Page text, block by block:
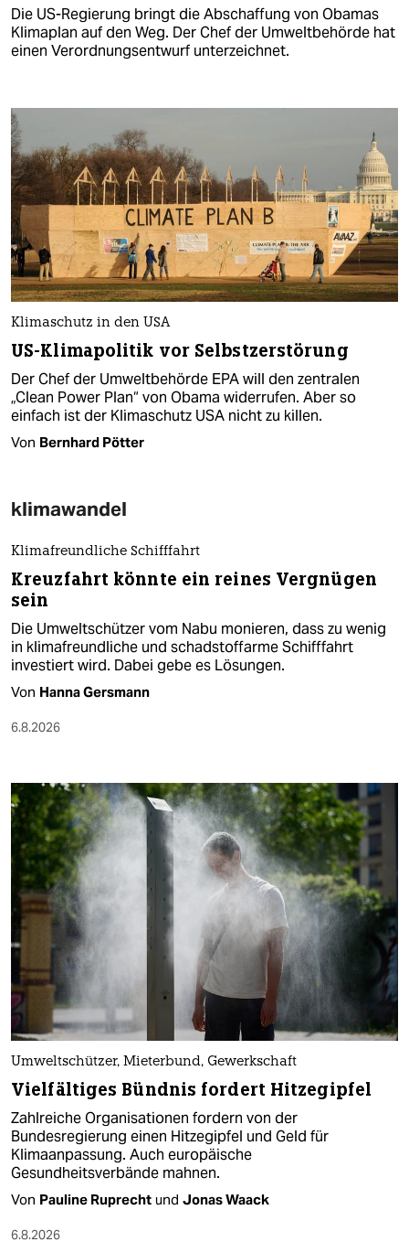
Die US-Regierung bringt die Abschaffung von Obamas
Klimaplan auf den Weg. Der Chef der Umweltbehörde hat
einen Verordnungsentwurf unterzeichnet.
Klimaschutz in den USA
US-Klimapolitik vor Selbstzerstörung
Der Chef der Umweltbehörde EPA will den zentralen
„Clean Power Plan“ von Obama widerrufen. Aber so
einfach ist der Klimaschutz USA nicht zu killen.
Von Bernhard Pötter
klimawandel
Klimafreundliche Schifffahrt
Kreuzfahrt könnte ein reines Vergnügen
sein
Die Umweltschützer vom Nabu monieren, dass zu wenig
in klimafreundliche und schadstoffarme Schifffahrt
investiert wird. Dabei gebe es Lösungen.
Von Hanna Gersmann
6.8.2026